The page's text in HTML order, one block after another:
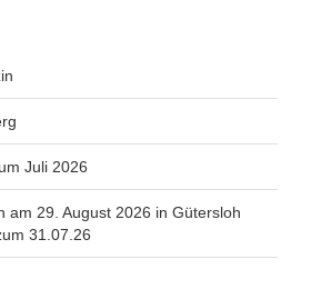
Juli 2026
am 29. August 2026 in Gütersloh
31.07.26